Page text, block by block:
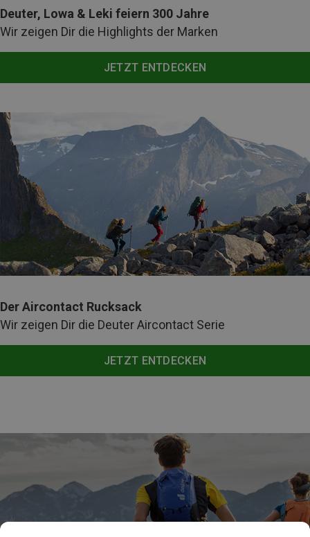
Deuter, Lowa & Leki feiern 300 Jahre
Wir zeigen Dir die Highlights der Marken
JETZT ENTDECKEN
Der Aircontact Rucksack
Wir zeigen Dir die Deuter Aircontact Serie
JETZT ENTDECKEN